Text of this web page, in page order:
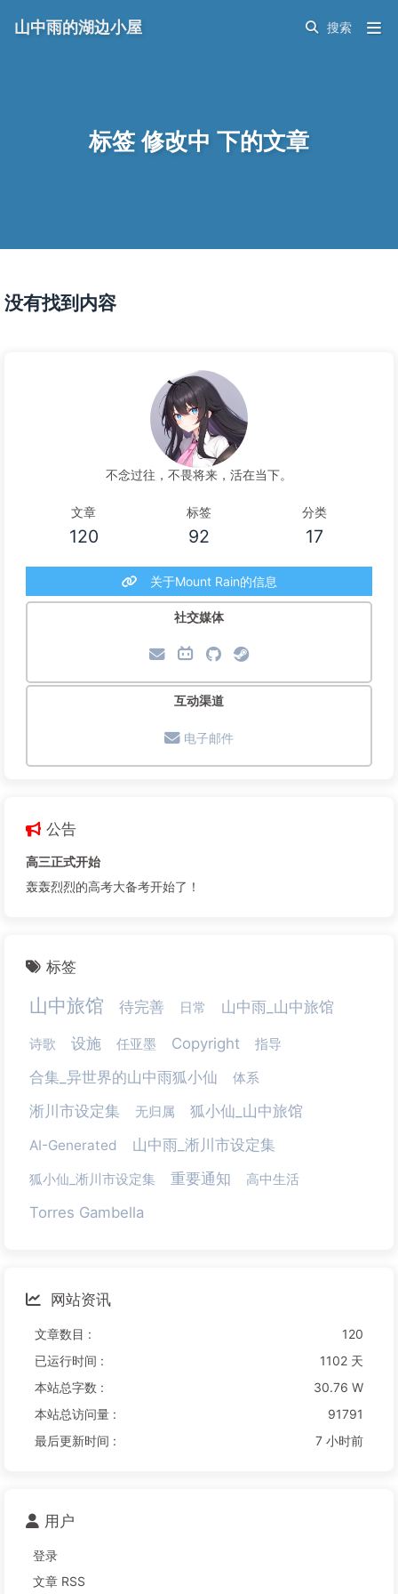
标签 修改中 下的文章
山中雨的湖边小屋
没有找到内容
不念过往，不畏将来，活在当下。
文章
120
标签
92
分类
17
关于Mount Rain的信息
社交媒体
互动渠道
电子邮件
公告
高三正式开始
轰轰烈烈的高考大备考开始了！
标签
山中旅馆 待完善 日常 山中雨_山中旅馆
诗歌 设施 任亚墨 Copyright 指导
合集_异世界的山中雨狐小仙 体系
淅川市设定集 无归属 狐小仙_山中旅馆
AI-Generated 山中雨_淅川市设定集
狐小仙_淅川市设定集 重要通知 高中生活
Torres Gambella
网站资讯
文章数目 :
120
已运行时间 :
1102 天
本站总字数 :
30.76 W
本站总访问量 :
91791
最后更新时间 :
7 小时前
用户
登录
文章 RSS